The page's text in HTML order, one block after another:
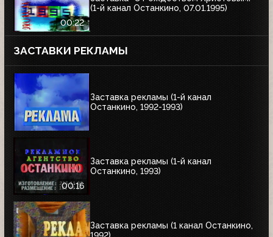
00:22
(1-й канал Останкино, 07.01.1995)
ЗАСТАВКИ РЕКЛАМЫ
Заставка рекламы (1-й канал
Останкино, 1992-1993)
00:16
Заставка рекламы (1-й канал
Останкино, 1993)
Заставка рекламы (1 канал Останкино,